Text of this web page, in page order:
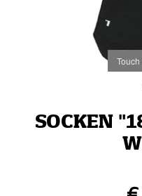
SOCKEN